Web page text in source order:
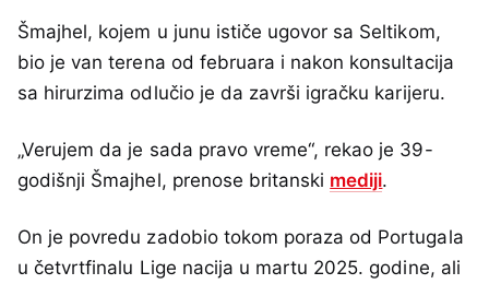
Šmajhel, kojem u junu ističe ugovor sa Seltikom,
bio je van terena od februara i nakon konsultacija
sa hirurzima odlučio je da završi igračku karijeru.
„Verujem da je sada pravo vreme“, rekao je 39-
godišnji Šmajhel, prenose britanski mediji.
On je povredu zadobio tokom poraza od Portugala
u četvrtfinalu Lige nacija u martu 2025. godine, ali